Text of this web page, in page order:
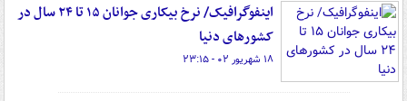
اینفوگرافیک/ نرخ بیکاری جوانان ۱۵ تا ۲۴ سال در
کشورهای دنیا
۱۸ شهریور ۰۲ - ۲۳:۱۵